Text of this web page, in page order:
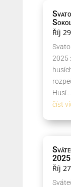
Říj
2025
Husí...
číst
2025
Říj